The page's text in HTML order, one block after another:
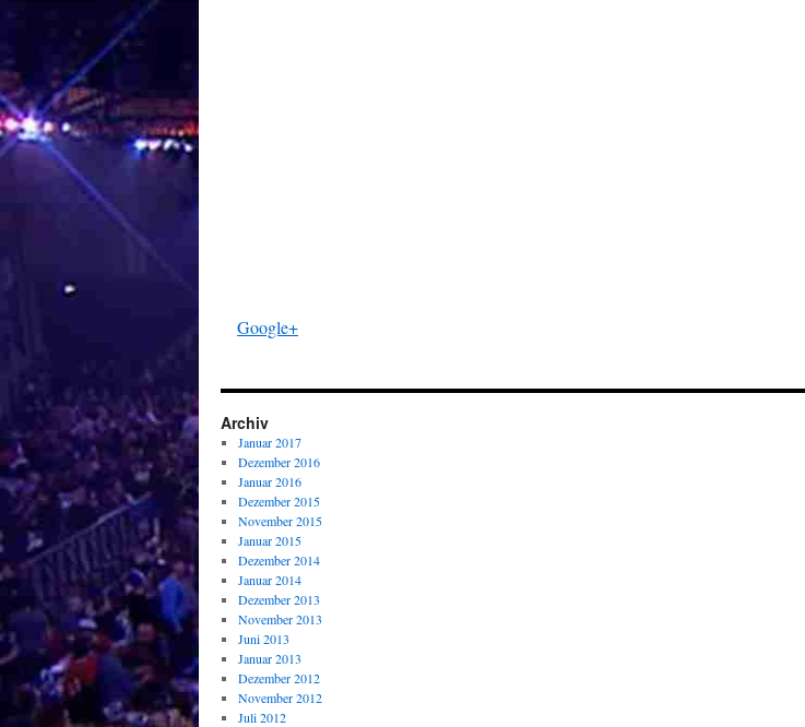
Google+
Archiv
Januar 2017
Dezember 2016
Januar 2016
Dezember 2015
November 2015
Januar 2015
Dezember 2014
Januar 2014
Dezember 2013
November 2013
Juni 2013
Januar 2013
Dezember 2012
November 2012
Juli 2012